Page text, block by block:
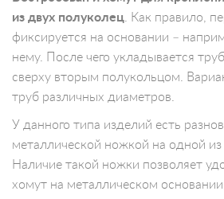
из двух полуколец . Как правило,
фиксируется на основании –
нему. После чего укладывается
сверху вторым полукольцом.
труб различных диаметров.
У данного типа изделий есть
металлической ножкой на одной из
Наличие такой ножки позволяет
хомут на металлическом